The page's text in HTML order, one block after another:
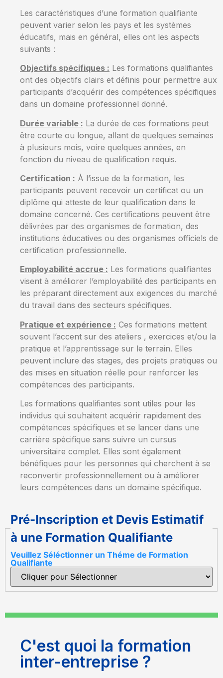
Les caractéristiques d’une formation qualifiante
peuvent varier selon les pays et les systèmes
éducatifs, mais en général, elles ont les aspects
suivants :
Objectifs spécifiques : Les formations qualifiantes
ont des objectifs clairs et définis pour permettre aux
participants d’acquérir des compétences spécifiques
dans un domaine professionnel donné.
Durée variable : La durée de ces formations peut
être courte ou longue, allant de quelques semaines
à plusieurs mois, voire quelques années, en
fonction du niveau de qualification requis.
Certification : À l’issue de la formation, les
participants peuvent recevoir un certificat ou un
diplôme qui atteste de leur qualification dans le
domaine concerné. Ces certifications peuvent être
délivrées par des organismes de formation, des
institutions éducatives ou des organismes officiels de
certification professionnelle.
Employabilité accrue : Les formations qualifiantes
visent à améliorer l’employabilité des participants en
les préparant directement aux exigences du marché
du travail dans des secteurs spécifiques.
Pratique et expérience : Ces formations mettent
souvent l’accent sur des ateliers , exercices et/ou la
pratique et l’apprentissage sur le terrain. Elles
peuvent inclure des stages, des projets pratiques ou
des mises en situation réelle pour renforcer les
compétences des participants.
Les formations qualifiantes sont utiles pour les
individus qui souhaitent acquérir rapidement des
compétences spécifiques et se lancer dans une
carrière spécifique sans suivre un cursus
universitaire complet. Elles sont également
bénéfiques pour les personnes qui cherchent à se
reconvertir professionnellement ou à améliorer
leurs compétences dans un domaine spécifique.
Pré-Inscription et Devis Estimatif
à une Formation Qualifiante
Veuillez Séléctionner un Théme de Formation
Qualifiante
C'est quoi la formation
inter-entreprise ?